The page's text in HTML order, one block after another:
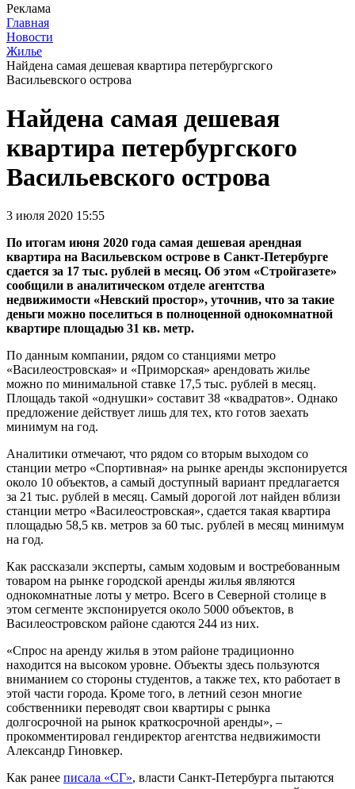
Реклама
Главная
Новости
Жилье
Найдена самая дешевая квартира петербургского
Васильевского острова
Найдена самая дешевая
квартира петербургского
Васильевского острова
3 июля 2020 15:55
По итогам июня 2020 года самая дешевая арендная
квартира на Васильевском острове в Санкт-Петербурге
сдается за 17 тыс. рублей в месяц. Об этом «Стройгазете»
сообщили в аналитическом отделе агентства
недвижимости «Невский простор», уточнив, что за такие
деньги можно поселиться в полноценной однокомнатной
квартире площадью 31 кв. метр.
По данным компании, рядом со станциями метро
«Василеостровская» и «Приморская» арендовать жилье
можно по минимальной ставке 17,5 тыс. рублей в месяц.
Площадь такой «однушки» составит 38 «квадратов». Однако
предложение действует лишь для тех, кто готов заехать
минимум на год.
Аналитики отмечают, что рядом со вторым выходом со
станции метро «Спортивная» на рынке аренды экспонируется
около 10 объектов, а самый доступный вариант предлагается
за 21 тыс. рублей в месяц. Самый дорогой лот найден вблизи
станции метро «Василеостровская», сдается такая квартира
площадью 58,5 кв. метров за 60 тыс. рублей в месяц минимум
на год.
Как рассказали эксперты, самым ходовым и востребованным
товаром на рынке городской аренды жилья являются
однокомнатные лоты у метро. Всего в Северной столице в
этом сегменте экспонируется около 5000 объектов, в
Василеостровском районе сдаются 244 из них.
«Спрос на аренду жилья в этом районе традиционно
находится на высоком уровне. Объекты здесь пользуются
вниманием со стороны студентов, а также тех, кто работает в
этой части города. Кроме того, в летний сезон многие
собственники переводят свои квартиры с рынка
долгосрочной на рынок краткосрочной аренды», –
прокомментировал гендиректор агентства недвижимости
Александр Гиновкер.
Как ранее писала «СГ», власти Санкт-Петербурга пытаются